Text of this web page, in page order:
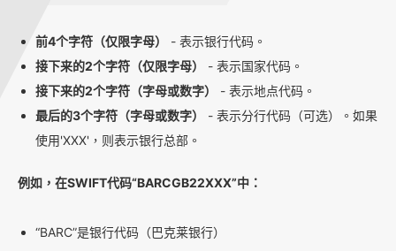
前4个字符（仅限字母）
- 表示银行代码。
接下来的2个字符（仅限字母）
- 表示国家代码。
接下来的2个字符（字母或数字）
- 表示地点代码。
最后的3个字符（字母或数字）
- 表示分行代码（可选）。如果
使用'XXX'，则表示银行总部。
例如，在SWIFT代码“BARCGB22XXX”中：
“BARC”是银行代码（巴克莱银行）